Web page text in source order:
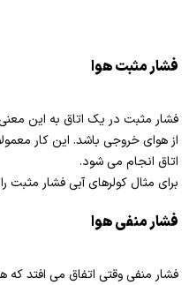
فشار مثبت هوا
فشار مثبت در یک اتاق به این
از هوای خروجی باشد. این کار
اتاق انجام می شود.
برای مثال کولرهای آبی فشار مثبت
فشار منفی هوا
فشار منفی وقتی اتفاق می افتد که